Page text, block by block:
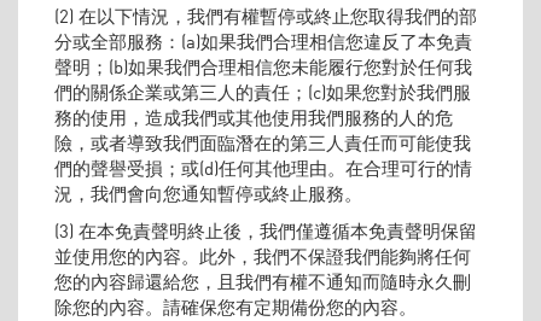
(2) 在以下情況，我們有權暫停或終止您取得我們的部
分或全部服務：(a)如果我們合理相信您違反了本免責
聲明；(b)如果我們合理相信您未能履行您對於任何我
們的關係企業或第三人的責任；(c)如果您對於我們服
務的使用，造成我們或其他使用我們服務的人的危
險，或者導致我們面臨潛在的第三人責任而可能使我
們的聲譽受損；或(d)任何其他理由。在合理可行的情
況，我們會向您通知暫停或終止服務。
(3) 在本免責聲明終止後，我們僅遵循本免責聲明保留
並使用您的內容。此外，我們不保證我們能夠將任何
您的內容歸還給您，且我們有權不通知而隨時永久刪
除您的內容。請確保您有定期備份您的內容。